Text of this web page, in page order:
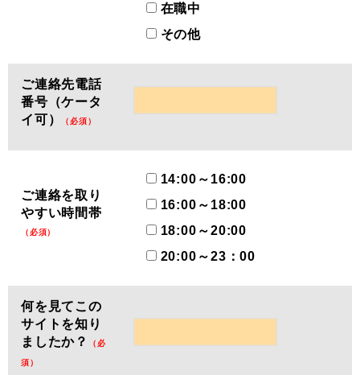
在職中
その他
ご連絡先電話
番号（ケータ
イ可）
（必須）
ご連絡を取り
やすい時間帯
（必須）
14:00～16:00
16:00～18:00
18:00～20:00
20:00～23：00
何を見てこの
サイトを知り
ましたか？
（必
須）